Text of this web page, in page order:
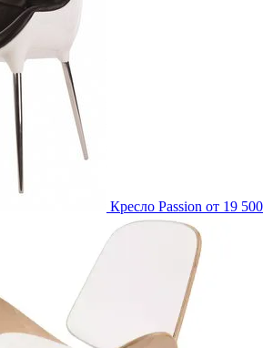
Кресло Passion от 19 500